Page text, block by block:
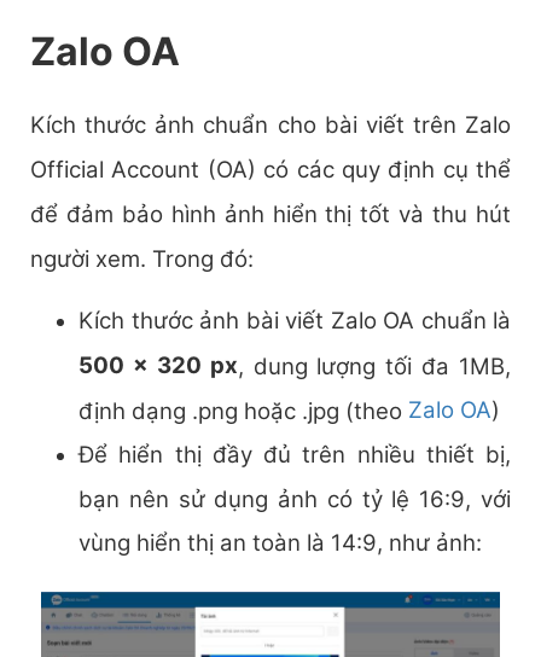
Zalo OA
Kích thước ảnh chuẩn cho bài viết trên Zalo
Official Account (OA) có các quy định cụ thể
để đảm bảo hình ảnh hiển thị tốt và thu hút
người xem. Trong đó:
Kích thước ảnh bài viết Zalo OA chuẩn là
500 x 320 px, dung lượng tối đa 1MB,
định dạng .png hoặc .jpg (theo Zalo OA)
Để hiển thị đầy đủ trên nhiều thiết bị,
bạn nên sử dụng ảnh có tỷ lệ 16:9, với
vùng hiển thị an toàn là 14:9, như ảnh: